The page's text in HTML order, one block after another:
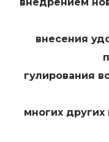
внесения
гулирования
многих других